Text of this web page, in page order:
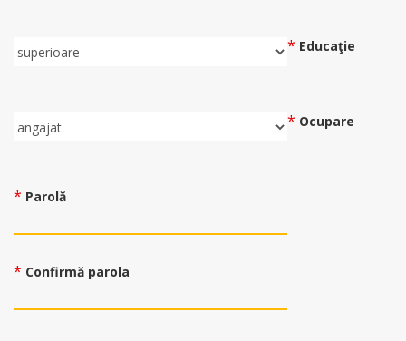
* Еducaţie
* Ocupare
* Parolă
* Confirmă parola